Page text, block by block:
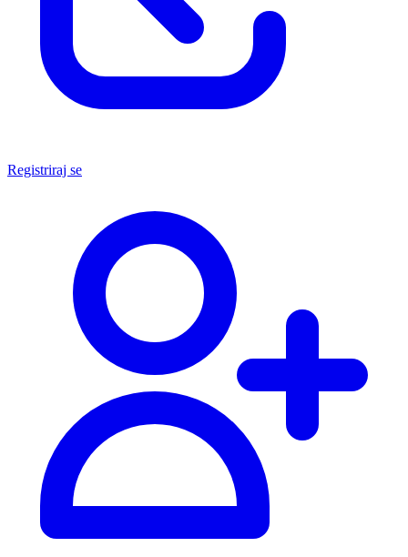
Registriraj se